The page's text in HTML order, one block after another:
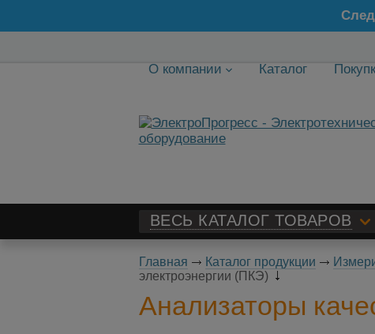
О компании
Каталог
ВЕСЬ КАТАЛОГ ТОВАРОВ
Главная Каталог продукции
электроэнергии (ПКЭ)
Анализаторы